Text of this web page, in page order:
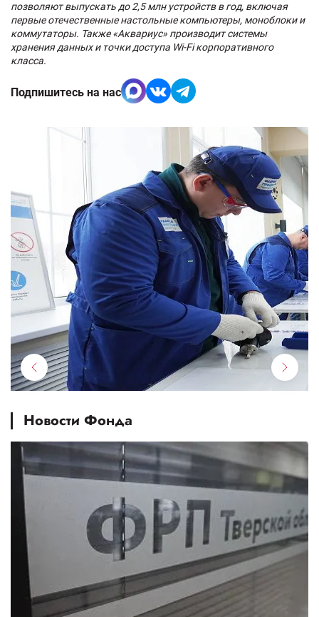
позволяют выпускать до 2,5 млн устройств в год, включая
первые отечественные настольные компьютеры, моноблоки и
коммутаторы. Также «Аквариус» производит системы
хранения данных и точки доступа Wi-Fi корпоративного
класса.
Подпишитесь на нас
Новости Фонда